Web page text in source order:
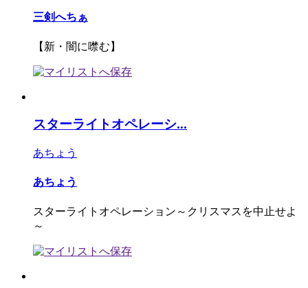
三剣へちぁ
【新・闇に噤む】
スターライトオペレーシ...
あちょう
あちょう
スターライトオペレーション～クリスマスを中止せよ
～